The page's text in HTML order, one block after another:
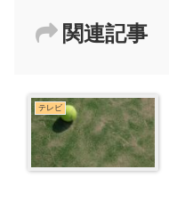
関連記事
テレビ